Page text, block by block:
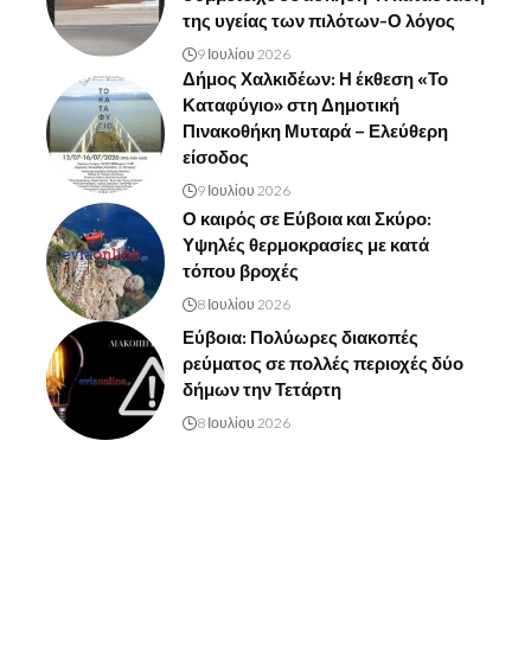
της υγείας των πιλότων-Ο λόγος
9 Ιουλίου 2026
Δήμος Χαλκιδέων: Η έκθεση «Το
Καταφύγιο» στη Δημοτική
Πινακοθήκη Μυταρά – Ελεύθερη
είσοδος
9 Ιουλίου 2026
Ο καιρός σε Εύβοια και Σκύρο:
Υψηλές θερμοκρασίες με κατά
τόπου βροχές
8 Ιουλίου 2026
Εύβοια: Πολύωρες διακοπές
ρεύματος σε πολλές περιοχές δύο
δήμων την Τετάρτη
8 Ιουλίου 2026